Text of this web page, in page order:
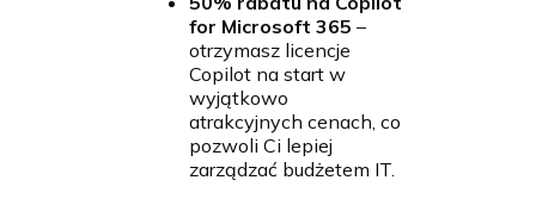
for Microsoft 365 –
otrzymasz licencje
Copilot na start w
wyjątkowo
atrakcyjnych cenach, co
pozwoli Ci lepiej
zarządzać budżetem IT.